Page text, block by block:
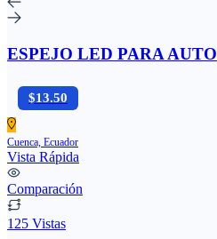
ESPEJO LED PARA AUTO
$13.50
Cuenca, Ecuador
Vista Rápida
Comparación
125 Vistas